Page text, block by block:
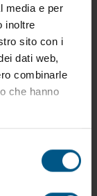
media e per
inoltre
sito con i
dati web,
combinarle
che hanno